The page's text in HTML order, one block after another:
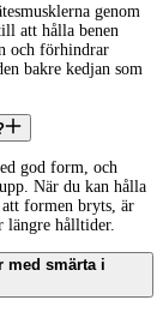
genom
att hålla benen
och förhindrar
bakre kedjan som
god form, och
När du kan hålla
formen bryts, är
längre hålltider.
med smärta i